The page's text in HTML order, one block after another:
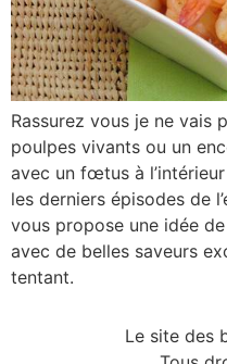
Rassurez vous je ne vais
poulpes vivants ou un
avec un fœtus à
les derniers épisodes de
vous propose une idée
avec de belles saveurs
tentant.
Le site des